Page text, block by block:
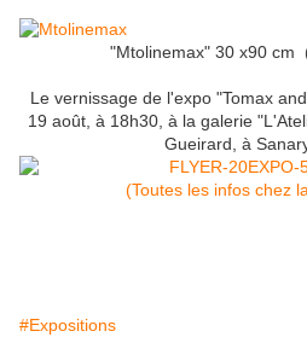
"Mtolinemax" 30 x90 cm
Le vernissage de l'expo "Tomax
19 août, à 18h30, à la galerie
Gueirard, à
(Toutes les infos chez
#Expositions